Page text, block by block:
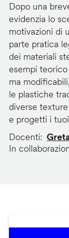
Dopo una
evidenzia lo
motivazioni di
parte pratica
dei materiali
esempi
ma
le plastiche
diverse
e progetti i
Docenti
In